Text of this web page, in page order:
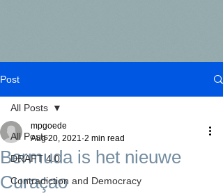
Post
All Posts
DRAFT 4.0
Contradiction and Democracy
All Posts
Bermuda is het nieuwe
Curaçao
mpgoede
Aug 20, 2021 2 min read